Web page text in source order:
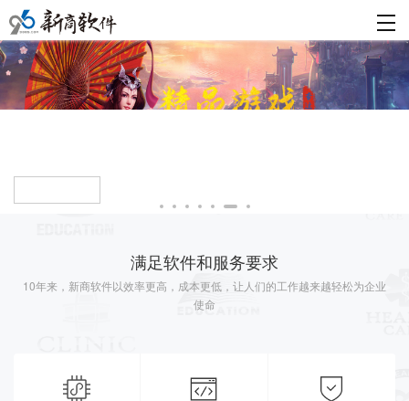
满足软件和服务要求
10年来，新商软件以效率更高，成本更低，让人们的工作越来越轻松为企业
使命